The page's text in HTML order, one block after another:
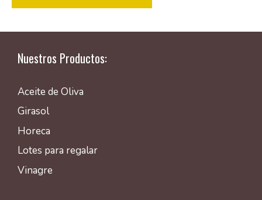
Nuestros Productos:
Aceite de Oliva
Girasol
Horeca
Lotes para regalar
Vinagre